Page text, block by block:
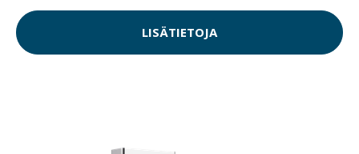
LISÄTIETOJA